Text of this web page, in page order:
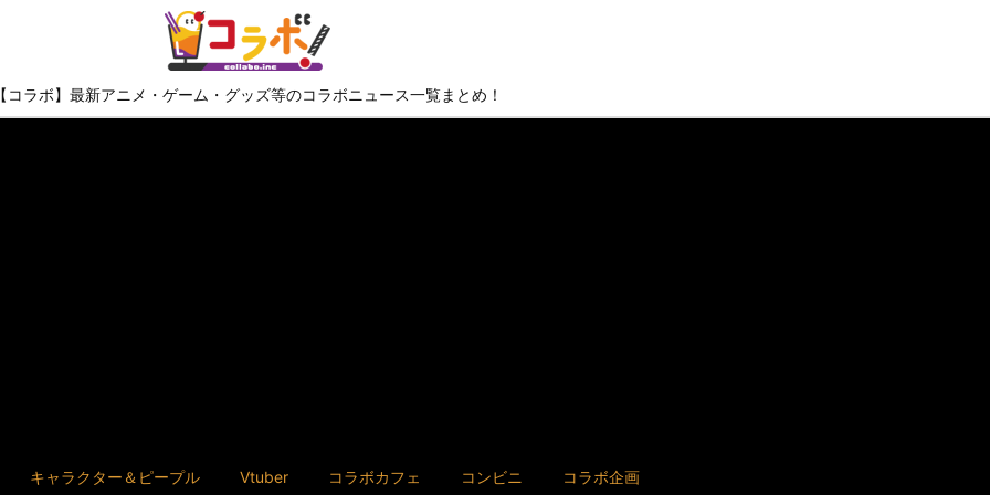
【コラボ】最新アニメ・ゲーム・グッズ等のコラボニュース一覧まとめ！
キャラクター＆ピープル Vtuber コラボカフェ コンビニ コラボ企画